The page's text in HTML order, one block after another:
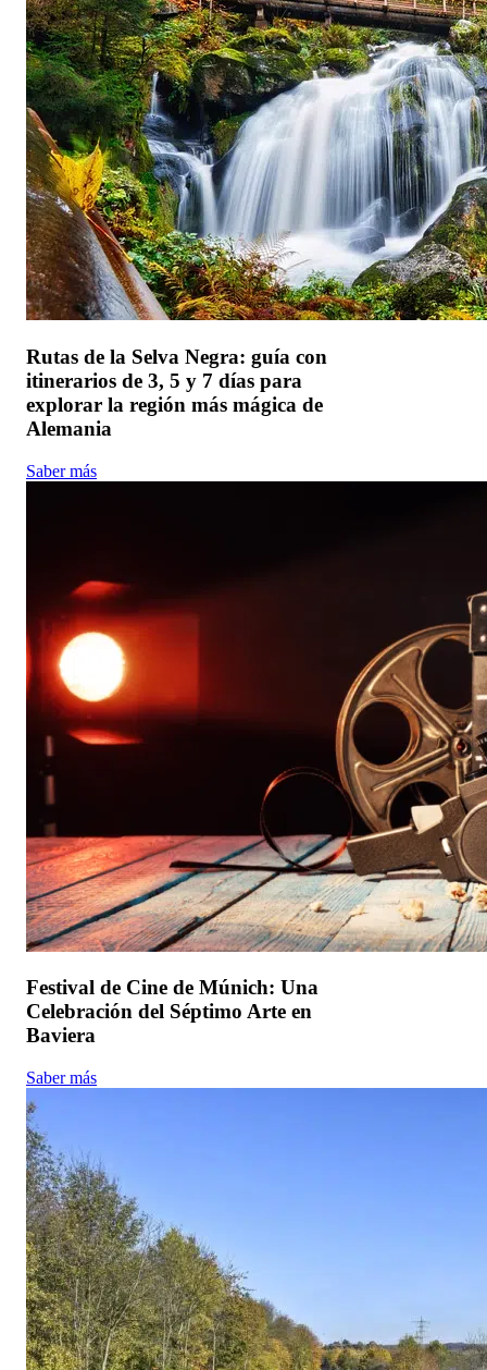
Rutas de la Selva Negra: guía con
itinerarios de 3, 5 y 7 días para
explorar la región más mágica de
Alemania
Saber más
Festival de Cine de Múnich: Una
Celebración del Séptimo Arte en
Baviera
Saber más